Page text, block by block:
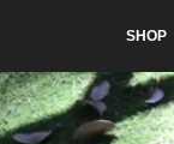
SHOP